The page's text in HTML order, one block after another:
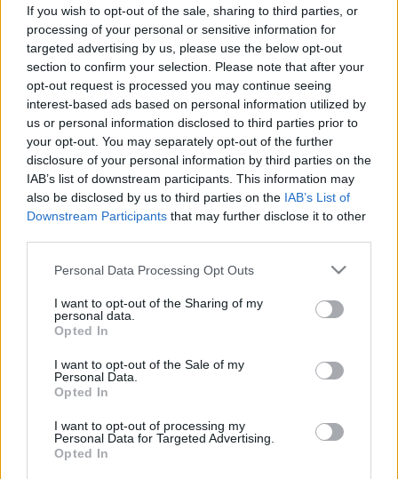
If you wish to opt-out of the sale, sharing to third parties, or
processing of your personal or sensitive information for
targeted advertising by us, please use the below opt-out
section to confirm your selection. Please note that after your
opt-out request is processed you may continue seeing
interest-based ads based on personal information utilized by
us or personal information disclosed to third parties prior to
your opt-out. You may separately opt-out of the further
disclosure of your personal information by third parties on the
IAB’s list of downstream participants. This information may
also be disclosed by us to third parties on the IAB’s List of
Downstream Participants that may further disclose it to other
Please note that this website/app uses one or more Google
not limited to your visit or usage behaviour. You may click to
grant or deny consent to Google and its third-party tags to
use your data for below specified purposes in below Google
consent section.
Personal Data Processing Opt Outs
I want to opt-out of the Sharing of my
personal data.
Opted In
I want to opt-out of the Sale of my
Personal Data.
Opted In
I want to opt-out of processing my
Personal Data for Targeted Advertising.
Opted In
megnevettetett volna